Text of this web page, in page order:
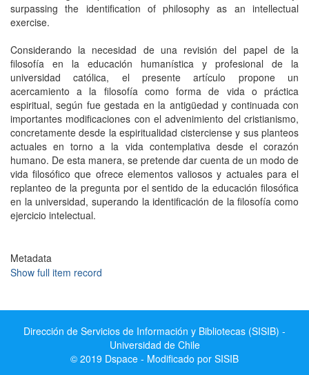
surpassing the identification of philosophy as an intellectual
exercise.
Considerando la necesidad de una revisión del papel de la
filosofía en la educación humanística y profesional de la
universidad católica, el presente artículo propone un
acercamiento a la filosofía como forma de vida o práctica
espiritual, según fue gestada en la antigüedad y continuada con
importantes modificaciones con el advenimiento del cristianismo,
concretamente desde la espiritualidad cisterciense y sus planteos
actuales en torno a la vida contemplativa desde el corazón
humano. De esta manera, se pretende dar cuenta de un modo de
vida filosófico que ofrece elementos valiosos y actuales para el
replanteo de la pregunta por el sentido de la educación filosófica
en la universidad, superando la identificación de la filosofía como
ejercicio intelectual.
Metadata
Show full item record
Dirección de Servicios de Información y Bibliotecas (SISIB) -
Universidad de Chile
© 2019 Dspace - Modificado por SISIB